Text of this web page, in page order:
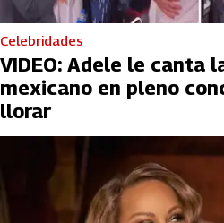
Celebridades
VIDEO: Adele le canta
mexicano en pleno
llorar